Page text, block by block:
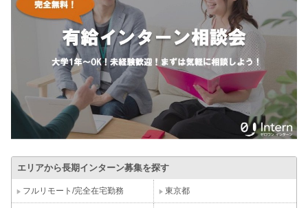
エリアから長期インターン募集を探す
フルリモート/完全在宅勤務 東京都